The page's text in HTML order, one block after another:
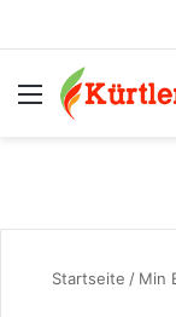
Menü
Startseite / Min